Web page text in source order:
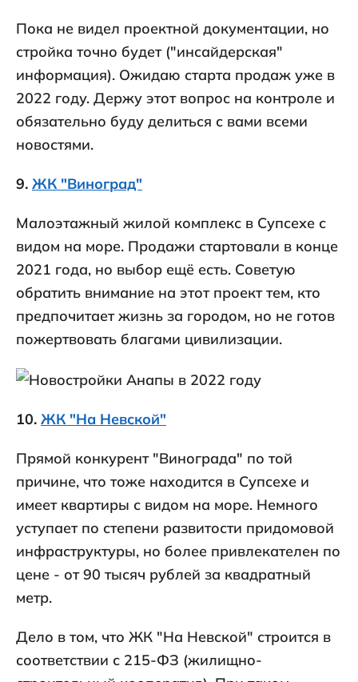
Пока не видел проектной документации, но
стройка точно будет ("инсайдерская"
информация). Ожидаю старта продаж уже в
2022 году. Держу этот вопрос на контроле и
обязательно буду делиться с вами всеми
новостями.
9. ЖК "Виноград"
Малоэтажный жилой комплекс в Супсехе с
видом на море. Продажи стартовали в конце
2021 года, но выбор ещё есть. Советую
обратить внимание на этот проект тем, кто
предпочитает жизнь за городом, но не готов
пожертвовать благами цивилизации.
10. ЖК "На Невской"
Прямой конкурент "Винограда" по той
причине, что тоже находится в Супсехе и
имеет квартиры с видом на море. Немного
уступает по степени развитости придомовой
инфраструктуры, но более привлекателен по
цене - от 90 тысяч рублей за квадратный
метр.
Дело в том, что ЖК "На Невской" строится в
соответствии с 215-ФЗ (жилищно-